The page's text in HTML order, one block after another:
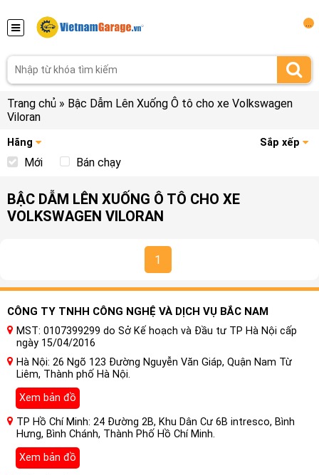
Trang chủ » Bậc Dẫm Lên Xuống Ô tô cho xe Volkswagen
Viloran
Hãng Sắp xếp
Mới Bán chạy
BẬC DẪM LÊN XUỐNG Ô TÔ CHO XE
VOLKSWAGEN VILORAN
1
CÔNG TY TNHH CÔNG NGHỆ VÀ DỊCH VỤ BẮC NAM
MST: 0107399299 do Sở Kế hoạch và Đầu tư TP Hà Nội cấp
ngày 15/04/2016
Hà Nội: 26 Ngõ 123 Đường Nguyễn Văn Giáp, Quận Nam Từ
Liêm, Thành phố Hà Nội.
Xem bản đồ
TP Hồ Chí Minh: 24 Đường 2B, Khu Dân Cư 6B intresco, Bình
Hưng, Bình Chánh, Thành Phố Hồ Chí Minh.
Xem bản đồ